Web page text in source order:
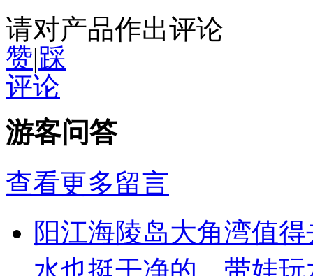
请对产品作出评论
赞|踩
评论
游客问答
查看更多留言
阳江海陵岛大角湾值